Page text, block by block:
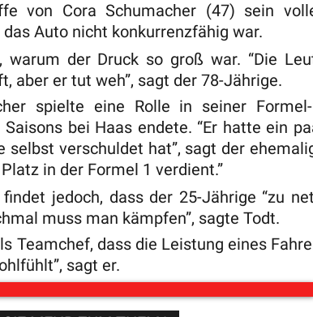
von Cora Schumacher (47) sein
Auto nicht konkurrenzfähig war.
warum der Druck so groß war. “Die
aber er tut weh”, sagt der 78-Jährige.
spielte eine Rolle in seiner Formel-
bei Haas endete. “Er hatte ein
selbst verschuldet hat”, sagt der
in der Formel 1 verdient.”
jedoch, dass der 25-Jährige “zu
muss man kämpfen”, sagte Todt.
Teamchef, dass die Leistung eines
sagt er.